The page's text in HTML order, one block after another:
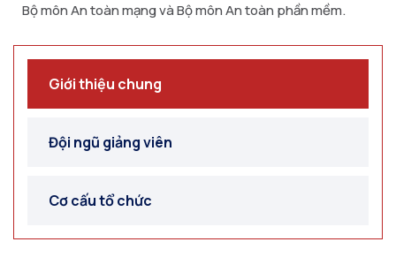
Bộ môn An toàn mạng và Bộ môn An toàn phần mềm.
Giới thiệu chung
Đội ngũ giảng viên
Cơ cấu tổ chức